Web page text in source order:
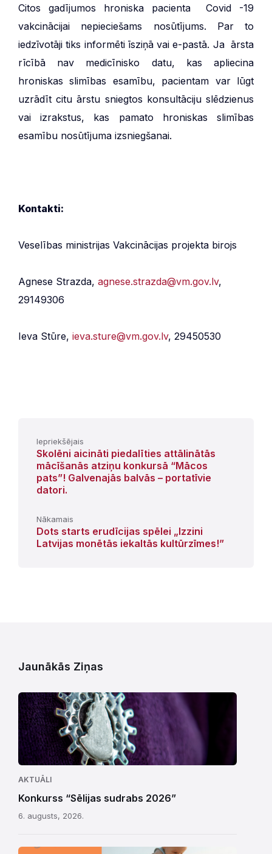
Citos gadījumos hroniska pacienta Covid -19
vakcinācijai nepieciešams nosūtījums. Par to
iedzīvotāji tiks informēti īsziņā vai e-pastā. Ja ārsta
rīcībā nav medicīnisko datu, kas apliecina
hroniskas slimības esamību, pacientam var lūgt
uzrādīt citu ārstu sniegtos konsultāciju slēdzienus
vai izrakstus, kas pamato hroniskas slimības
esamību nosūtījuma izsniegšanai.
Kontakti:
Veselības ministrijas Vakcinācijas projekta birojs
Agnese Strazda, agnese.strazda@vm.gov.lv,
29149306
Ieva Stūre, ieva.sture@vm.gov.lv, 29450530
Iepriekšējais
Skolēni aicināti piedalīties attālinātās
mācīšanās atziņu konkursā “Mācos
pats”! Galvenajās balvās – portatīvie
datori.
Nākamais
Dots starts erudīcijas spēlei „Izzini
Latvijas monētās iekaltās kultūrzīmes!”
Jaunākās Ziņas
AKTUĀLI
Konkurss “Sēlijas sudrabs 2026”
6. augusts, 2026.